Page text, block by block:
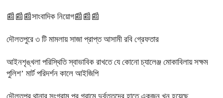
📰📰📰সাংবাদিক নিয়োগ📰📰📰
দৌলতপুরে ৩ টি মামলায় সাজা প্রাপ্ত আসামী রবি গ্রেফতার
আইনশৃঙ্খলা পরিস্থিতি স্বাভাবিক রাখতে যে কোনো চ্যালেঞ্জ মোকাবিলায় সক্ষম
পুলিশ’ মার্ট পরিদর্শন কালে আইজিপি